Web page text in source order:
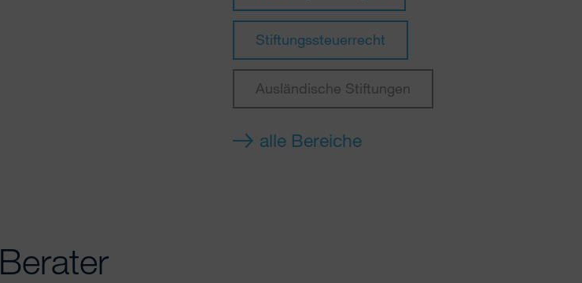
Stiftungssteuerrecht
Ausländische Stiftungen
alle Bereiche
Berater